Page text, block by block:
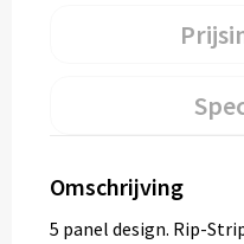
Omschrijving
5 panel design. Rip-